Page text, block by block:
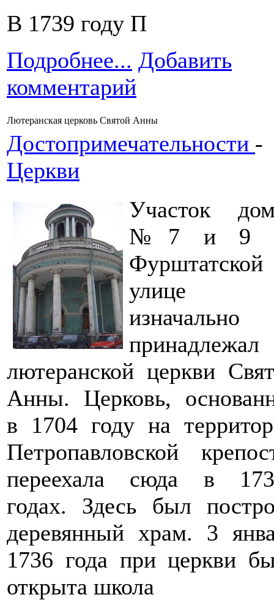
В 1739 году П
Подробнее... Добавить
комментарий
Лютеранская церковь Святой Анны
Достопримечательности -
Церкви
Участок
№7 и 9
Фурштатской
улице
изначально
принадлежал
лютеранской церкви
Анны. Церковь,
в 1704 году на
Петропавловской
переехала сюда в
годах. Здесь был
деревянный храм. 3
1736 года при церкви
открыта школа